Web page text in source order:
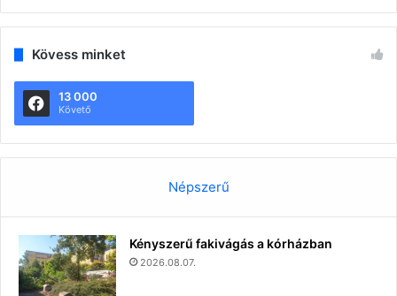
Kövess minket
13 000
Követő
Népszerű
Kényszerű fakivágás a kórházban
2026.08.07.